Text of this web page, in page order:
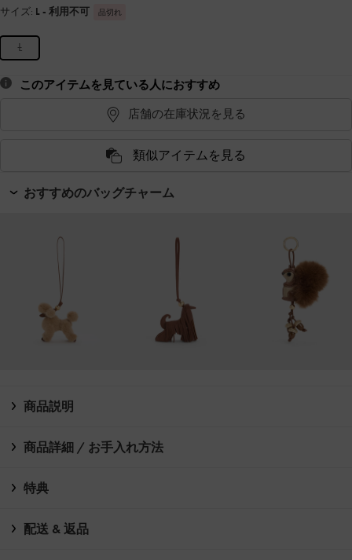
サイズ: L - 利用不可 品切れ
L
このアイテムを見ている人におすすめ
店舗の在庫状況を見る
類似アイテムを見る
おすすめのバッグチャーム
商品説明
商品詳細 / お手入れ方法
特典
配送 & 返品